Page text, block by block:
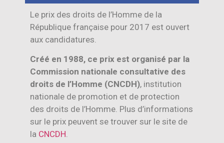
Le prix des droits de l’Homme de la
République française pour 2017 est ouvert
aux candidatures.
Créé en 1988, ce prix est organisé par la
Commission nationale consultative des
droits de l’Homme (CNCDH), institution
nationale de promotion et de protection
des droits de l’Homme. Plus d’informations
sur le prix peuvent se trouver sur le site de
la CNCDH.